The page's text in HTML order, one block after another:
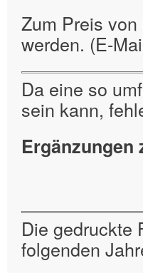
Zum Preis
werden. (E-
Da eine so
sein kann,
Ergänzungen
Die gedruckte
folgenden